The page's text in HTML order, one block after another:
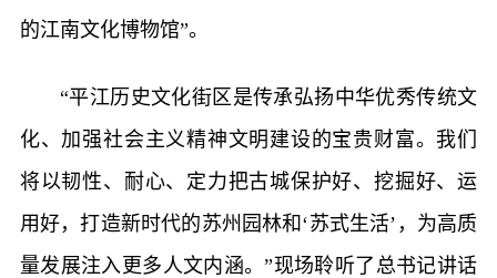
的江南文化博物馆”。
“平江历史文化街区是传承弘扬中华优秀传统文
化、加强社会主义精神文明建设的宝贵财富。我们
将以韧性、耐心、定力把古城保护好、挖掘好、运
用好，打造新时代的苏州园林和‘苏式生活’，为高质
量发展注入更多人文内涵。”现场聆听了总书记讲话